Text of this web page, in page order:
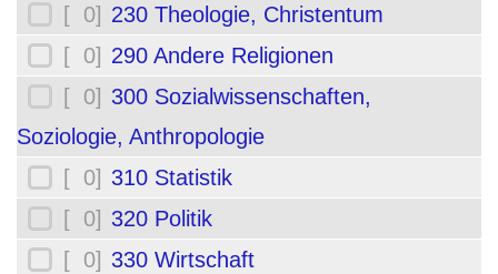
[ 0] 230 Theologie, Christentum
[ 0] 290 Andere Religionen
[ 0] 300 Sozialwissenschaften,
Soziologie, Anthropologie
[ 0] 310 Statistik
[ 0] 320 Politik
[ 0] 330 Wirtschaft